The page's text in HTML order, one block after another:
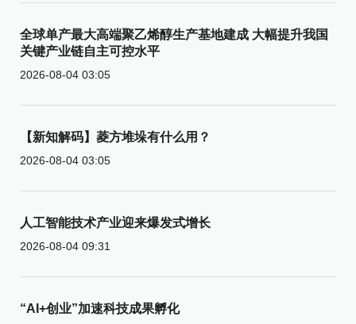
全球单产最大高端聚乙烯醇生产基地建成 大幅提升我国
关键产业链自主可控水平
2026-08-04 03:05
【新知解码】菱方堆垛有什么用？
2026-08-04 03:05
人工智能技术产业迎来爆发式增长
2026-08-04 09:31
“AI+创业”加速科技成果孵化